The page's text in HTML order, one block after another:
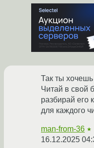
Так ты хочешь
Читай в свой
разбирай его
для каждого
man-from-36 ★
16.12.2025